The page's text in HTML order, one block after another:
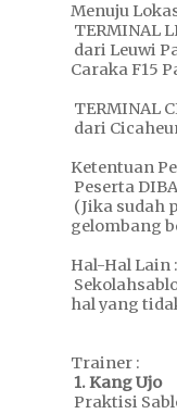
Menuju
TERMINAL
dari Leuwi
Caraka F15
TERMINAL
dari
Ketentuan
Peserta
(Jika sudah
gelombang
Hal-Hal Lain :
hal yang
Trainer :
1. Kang Ujo
Praktisi